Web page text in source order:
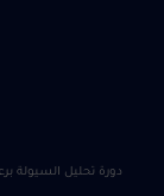
دورة تحليل السيولة